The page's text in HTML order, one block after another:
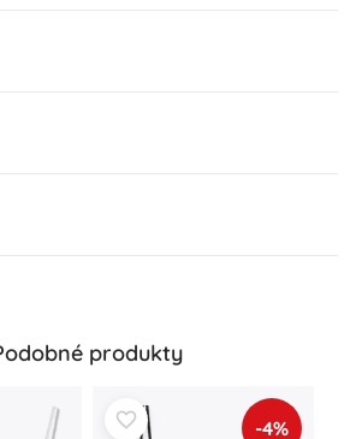
produkty
-4%